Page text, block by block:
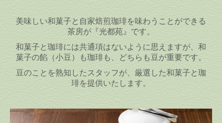
美味しい和菓子と自家焙煎珈琲を味わうことができる
茶房が『光都苑』です。
和菓子と珈琲には共通項はないように思えますが、和
菓子の餡（小豆）も珈琲も、どちらも豆が重要です。
豆のことを熟知したスタッフが、厳選した和菓子と珈
琲を提供いたします。